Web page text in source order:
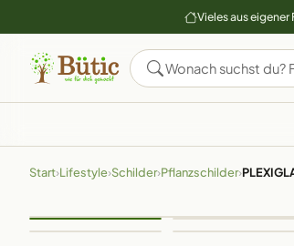
Vieles aus
Start›Lifestyle›Schilder›Pflanzschilder›